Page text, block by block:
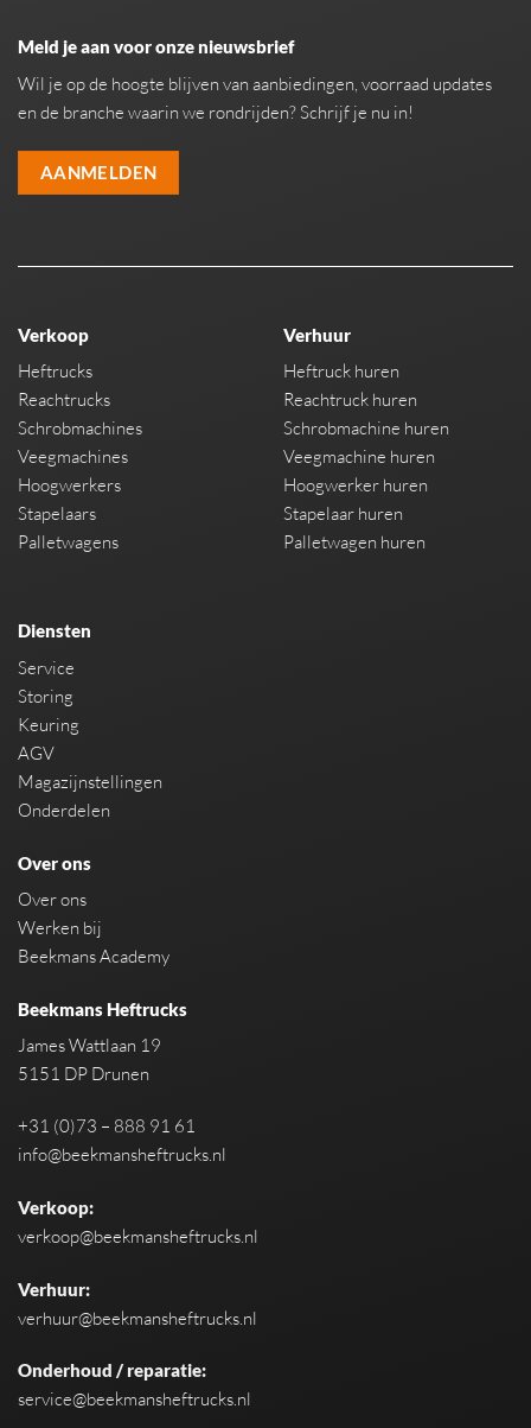
Meld je aan voor onze nieuwsbrief
Wil je op de hoogte blijven van aanbiedingen, voorraad updates
en de branche waarin we rondrijden? Schrijf je nu in!
AANMELDEN
Verkoop
Heftrucks
Reachtrucks
Schrobmachines
Veegmachines
Hoogwerkers
Stapelaars
Palletwagens
Verhuur
Heftruck huren
Reachtruck huren
Schrobmachine huren
Veegmachine huren
Hoogwerker huren
Stapelaar huren
Palletwagen huren
Diensten
Service
Storing
Keuring
AGV
Magazijnstellingen
Onderdelen
Over ons
Over ons
Werken bij
Beekmans Academy
Beekmans Heftrucks
James Wattlaan 19
5151 DP Drunen
+31 (0)73 – 888 91 61
info@beekmansheftrucks.nl
Verkoop:
verkoop@beekmansheftrucks.nl
Verhuur:
verhuur@beekmansheftrucks.nl
Onderhoud / reparatie:
service@beekmansheftrucks.nl